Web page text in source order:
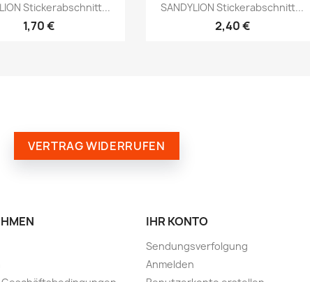
Stickerabschnitt...
1,70 €
SANDYLION Stickerabschnitt...
2,40 €
VERTRAG WIDERRUFEN
IHR KONTO
Sendungsverfolgung
Anmelden